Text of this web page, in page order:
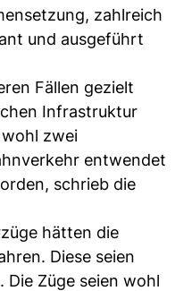
zahlreich
und ausgeführt
Fällen gezielt
Infrastruktur
zwei
entwendet
schrieb die
hätten die
Diese seien
Züge seien wohl